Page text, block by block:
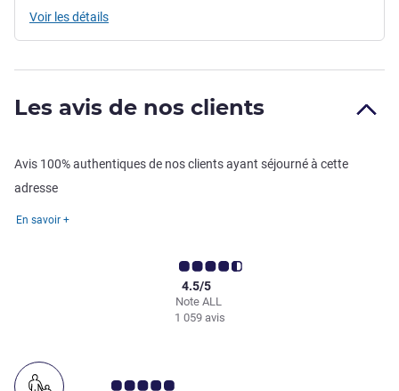
Voir les détails
Les avis de nos clients
Avis 100% authentiques de nos clients ayant séjourné à cette
adresse
En savoir +
Note ALL
4.5/5
1 059 avis
Note Avis clients 5.0/5